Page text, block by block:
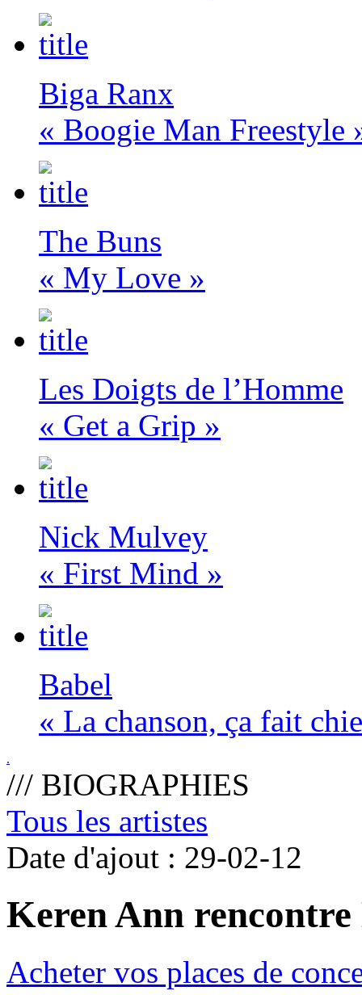
Biga Ranx
« Boogie Man Freestyle
The Buns
« My Love »
Les Doigts de l’Homme
« Get a Grip »
Nick Mulvey
« First Mind »
Babel
« La chanson, ça fait
.
/// BIOGRAPHIES
Tous les artistes
Date d'ajout : 29-02-12
Keren Ann
Acheter vos places de